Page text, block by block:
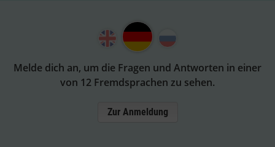
Melde dich an, um die Fragen und Antworten in einer
von 12 Fremdsprachen zu sehen.
Zur Anmeldung